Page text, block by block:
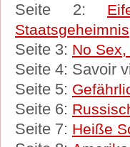
Seite 2:
Staatsgeheimnis
Seite 3: No
Seite 4: Savoir
Seite 5:
Seite 6:
Seite 7: Heiße